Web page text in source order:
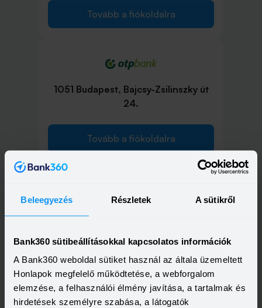
Beleegyezés Részletek A sütikről
Bank360 sütibeállításokkal kapcsolatos információk
A Bank360 weboldal sütiket használ az általa üzemeltett
Honlapok megfelelő működtetése, a webforgalom
elemzése, a felhasználói élmény javítása, a tartalmak és
hirdetések személyre szabása, a látogatók
Tovább a fiókoldalra
1051 Budapest, Bajcsy-Zsilinszky út
24.
Tovább a fiókoldalra
1051 Budapest, Nádor utca 16.
Tovább a fiókoldalra